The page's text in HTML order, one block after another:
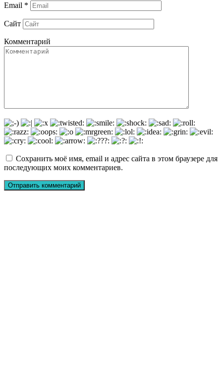
Email *
Сайт
Комментарий
Сохранить моё имя, email и адрес сайта в этом браузере для
последующих моих комментариев.